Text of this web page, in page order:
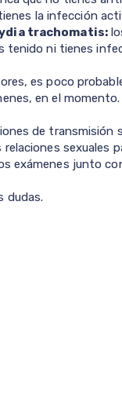
la infección
trachomatis:
tenido ni tienes
es poco
en el momento.
de transmisión
sexuales
exámenes junto
dudas.